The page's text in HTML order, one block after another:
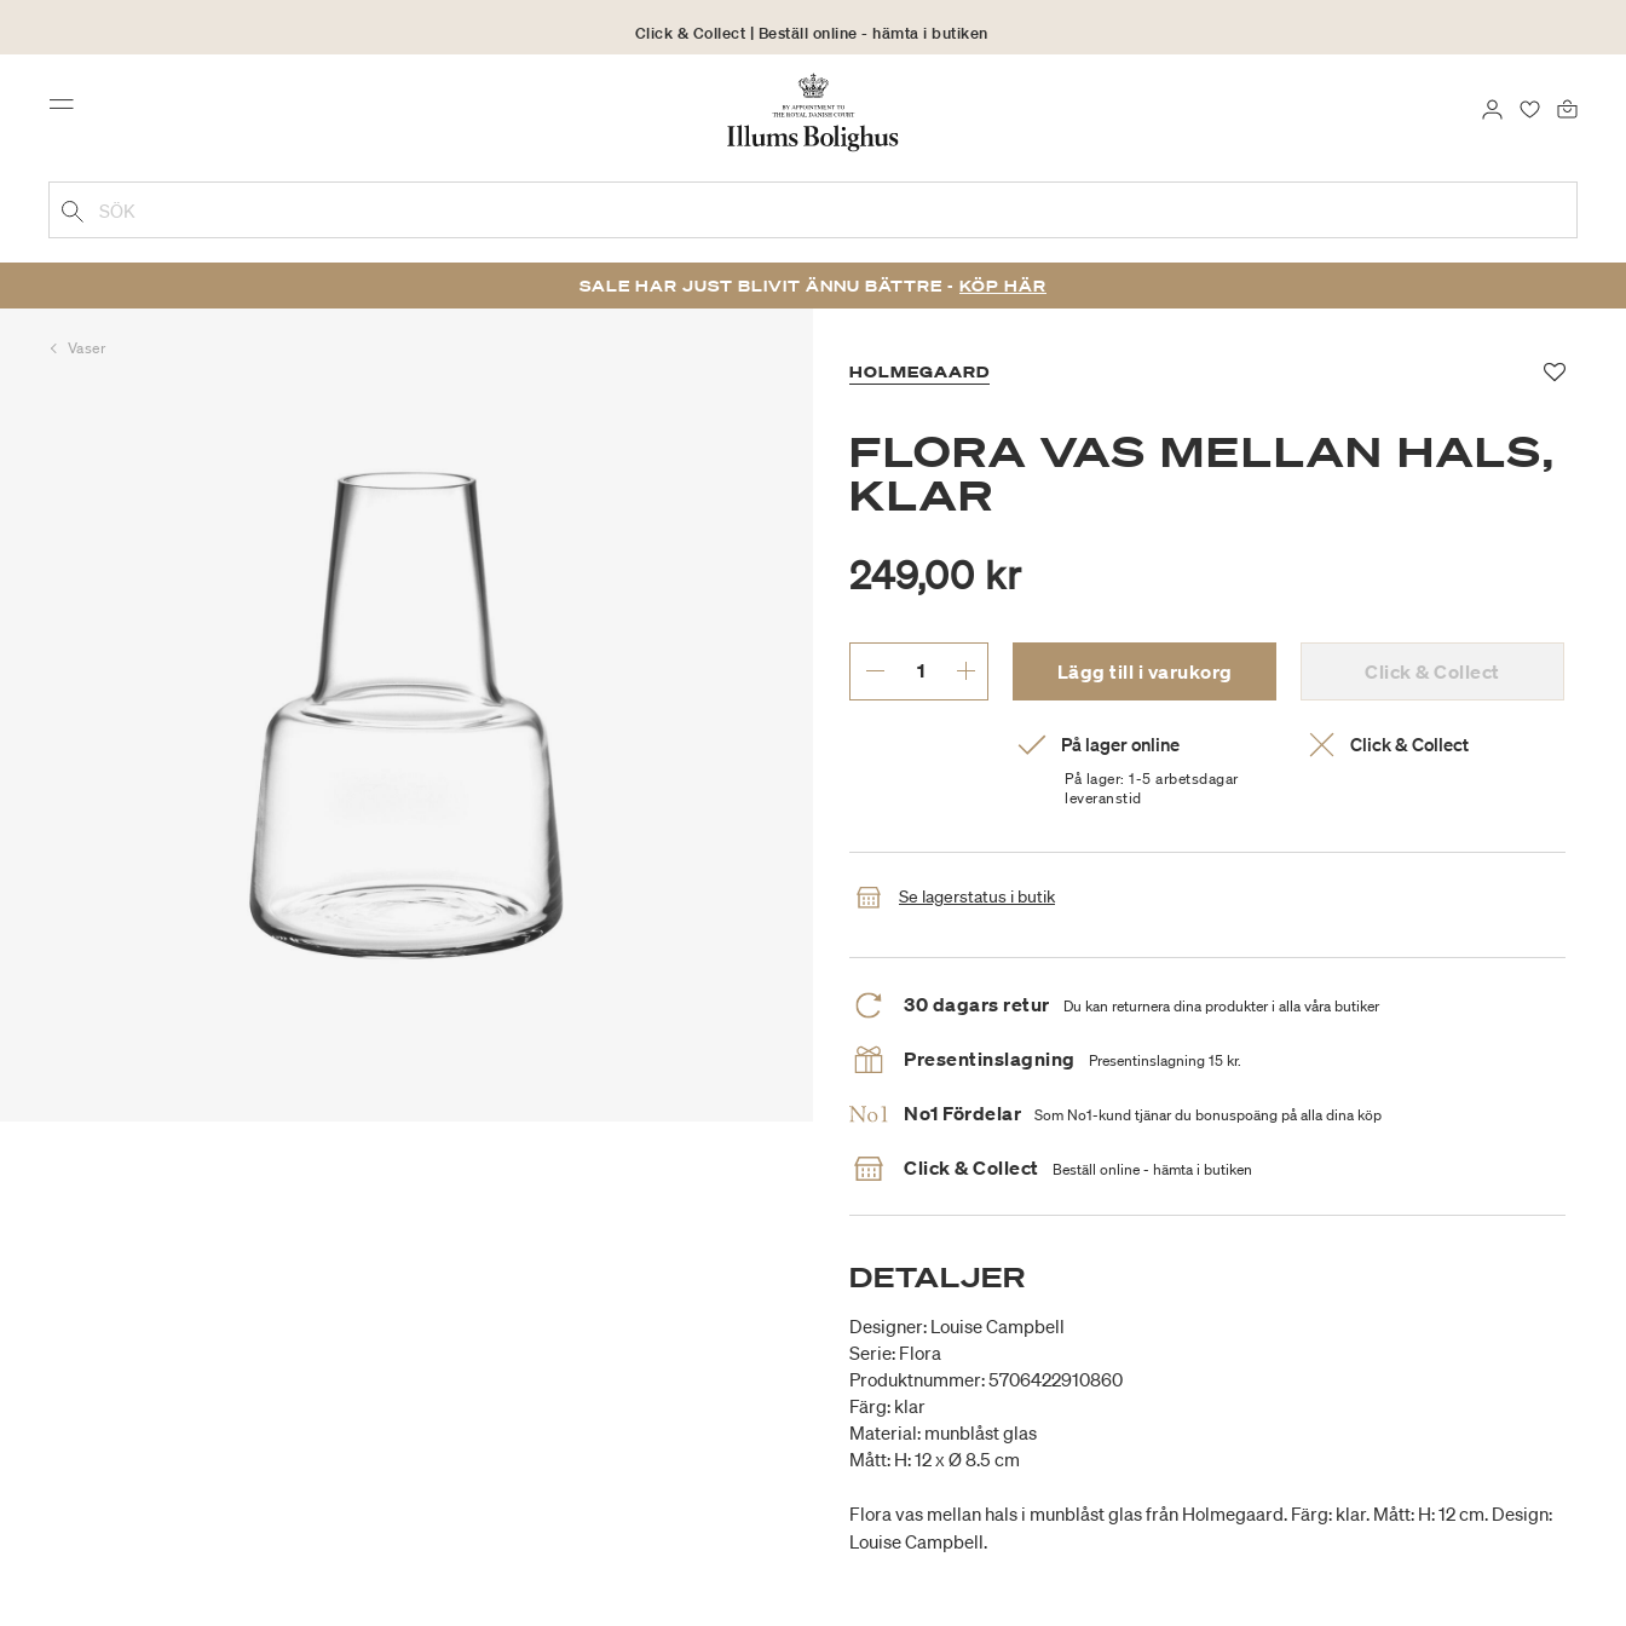
Click & Collect | Beställ online - hämta i butiken
30 dagars returrätt
Menu FAVORITER
LOGGA IN
SÖK
SALE HAR JUST BLIVIT ÄNNU BÄTTRE - KÖP HÄR
Vaser
HOLMEGAARD
FLORA VAS MELLAN HALS,
KLAR
249,00 kr
Lägg till i varukorg Click & Collect
På lager online
På lager: 1-5 arbetsdagar
leveranstid
Click & Collect
Se lagerstatus i butik
30 dagars retur Du kan returnera dina produkter i alla våra butiker
Presentinslagning Presentinslagning 15 kr.
No1 Fördelar Som No1-kund tjänar du bonuspoäng på alla dina köp
Click & Collect Beställ online - hämta i butiken
DETALJER
Designer: Louise Campbell
Serie: Flora
Produktnummer: 5706422910860
Färg: klar
Material: munblåst glas
Mått: H: 12 x Ø 8.5 cm
Flora vas mellan hals i munblåst glas från Holmegaard. Färg: klar. Mått: H: 12 cm. Design:
Louise Campbell.